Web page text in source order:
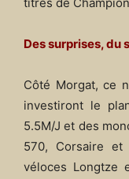
titres de
Des surprises, du
Côté Morgat, ce
investiront le
5.5M/J et des
570, Corsaire et
véloces Longtze